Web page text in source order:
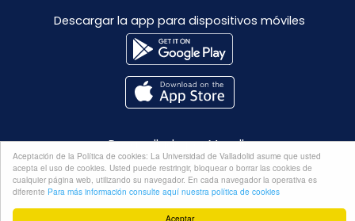
Aceptar
Aceptación de la Política de cookies: La Universidad de Valladolid asume que usted
acepta el uso de cookies. Usted puede restringir, bloquear o borrar las cookies de
cualquier página web, utilizando su navegador. En cada navegador la operativa es
diferente Para más información consulte aquí nuestra política de cookies
Descargar la app para dispositivos móviles
Desarrollado porMoodle